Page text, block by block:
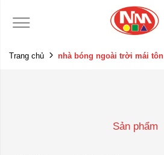
Trang chủ nhà bóng ngoài trời mái tôn
Sản phẩm